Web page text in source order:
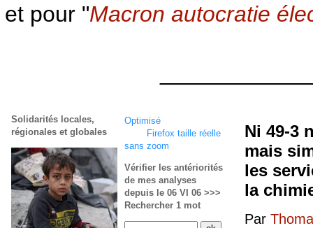
et pour "Macron autocratie
Ni 49-3
mais
les
la
Par
Optimisé
Firefox taille réelle
sans zoom
Vérifier les antériorités
de mes analyses
depuis le 06 VI 06 >>>
Rechercher 1 mot
Solidarités locales,
régionales et globales